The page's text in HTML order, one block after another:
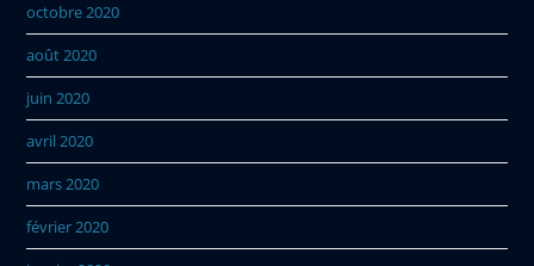
octobre 2020
août 2020
juin 2020
avril 2020
mars 2020
février 2020